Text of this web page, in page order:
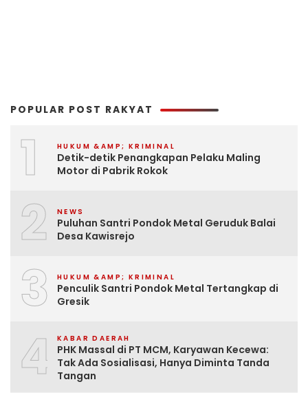
POPULAR POST RAKYAT
1 HUKUM &AMP; KRIMINAL
Detik-detik Penangkapan Pelaku Maling
Motor di Pabrik Rokok
2 NEWS
Puluhan Santri Pondok Metal Geruduk Balai
Desa Kawisrejo
3 HUKUM &AMP; KRIMINAL
Penculik Santri Pondok Metal Tertangkap di
Gresik
4 KABAR DAERAH
PHK Massal di PT MCM, Karyawan Kecewa:
Tak Ada Sosialisasi, Hanya Diminta Tanda
Tangan